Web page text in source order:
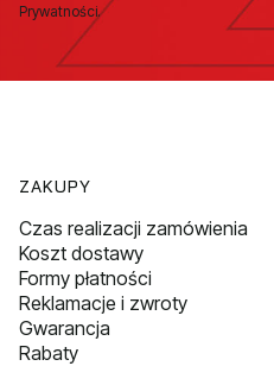
Prywatności.
ZAKUPY
Czas realizacji zamówienia
Koszt dostawy
Formy płatności
Reklamacje i zwroty
Gwarancja
Rabaty